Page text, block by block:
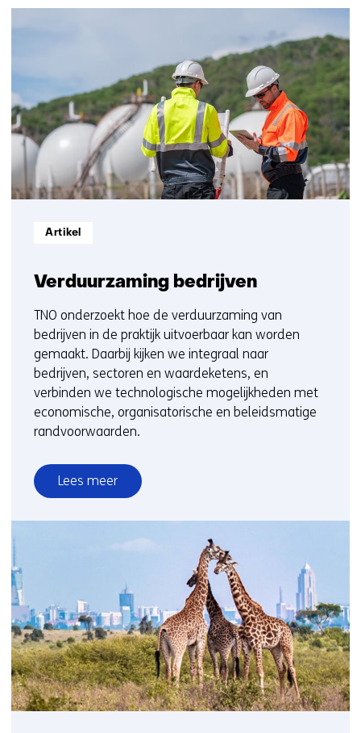
(Neem
ons
op)
getoond
1
t/m
5
Verduurzaming bedrijven
Informatietype:
Artikel
TNO onderzoekt hoe de verduurzaming van
bedrijven in de praktijk uitvoerbaar kan worden
gemaakt. Daarbij kijken we integraal naar
bedrijven, sectoren en waardeketens, en
verbinden we technologische mogelijkheden met
economische, organisatorische en beleidsmatige
randvoorwaarden.
Lees meer
over
Verduurzaming